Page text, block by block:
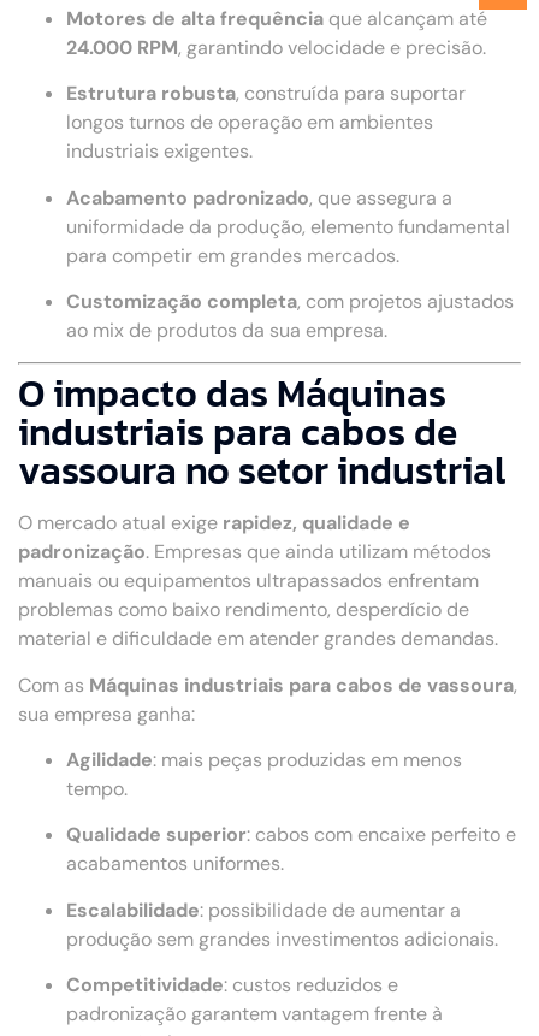
Motores de alta frequência que alcançam até
24.000 RPM, garantindo velocidade e precisão.
Estrutura robusta, construída para suportar
longos turnos de operação em ambientes
industriais exigentes.
Acabamento padronizado, que assegura a
uniformidade da produção, elemento fundamental
para competir em grandes mercados.
Customização completa, com projetos ajustados
ao mix de produtos da sua empresa.
O impacto das Máquinas
industriais para cabos de
vassoura no setor industrial
O mercado atual exige rapidez, qualidade e
padronização. Empresas que ainda utilizam métodos
manuais ou equipamentos ultrapassados enfrentam
problemas como baixo rendimento, desperdício de
material e dificuldade em atender grandes demandas.
Com as Máquinas industriais para cabos de vassoura,
sua empresa ganha:
Agilidade: mais peças produzidas em menos
tempo.
Qualidade superior: cabos com encaixe perfeito e
acabamentos uniformes.
Escalabilidade: possibilidade de aumentar a
produção sem grandes investimentos adicionais.
Competitividade: custos reduzidos e
padronização garantem vantagem frente à